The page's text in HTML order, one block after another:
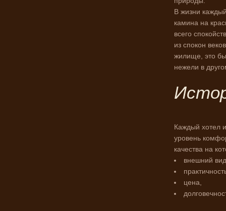
В жизни
камина на
всего
из спокон
жилище, это
нежели в
Каждый хотел
уровень
качества на
внешний
цена,